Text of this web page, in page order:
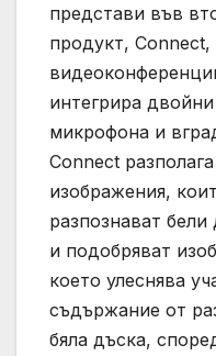
представи във
продукт, Connect,
интегрира
микрофона и
Connect
изображения,
разпознават
и подобряват
което улеснява
съдържание от
бяла дъска,